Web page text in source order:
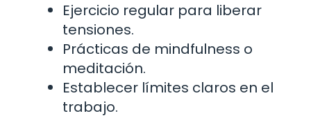
Ejercicio regular para liberar
tensiones.
Prácticas de mindfulness o
meditación.
Establecer límites claros en el
trabajo.